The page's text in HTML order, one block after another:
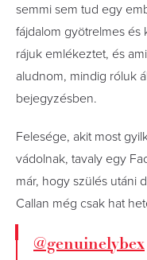
semmi sem tud egy
fájdalom gyötrelmes
rájuk emlékeztet, és
aludnom, mindig róluk
bejegyzésben.
Felesége, akit most
vádolnak, tavaly egy
már, hogy szülés utáni
Callan még csak hat
@genuinelybex